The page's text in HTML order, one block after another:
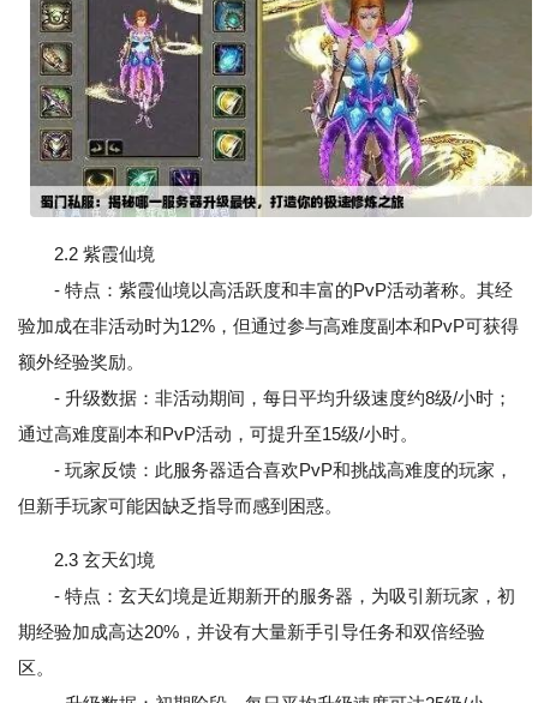
2.2 紫霞仙境
- 特点：紫霞仙境以高活跃度和丰富的PvP活动著称。其经
验加成在非活动时为12%，但通过参与高难度副本和PvP可获得
额外经验奖励。
- 升级数据：非活动期间，每日平均升级速度约8级/小时；
通过高难度副本和PvP活动，可提升至15级/小时。
- 玩家反馈：此服务器适合喜欢PvP和挑战高难度的玩家，
但新手玩家可能因缺乏指导而感到困惑。
2.3 玄天幻境
- 特点：玄天幻境是近期新开的服务器，为吸引新玩家，初
期经验加成高达20%，并设有大量新手引导任务和双倍经验
区。